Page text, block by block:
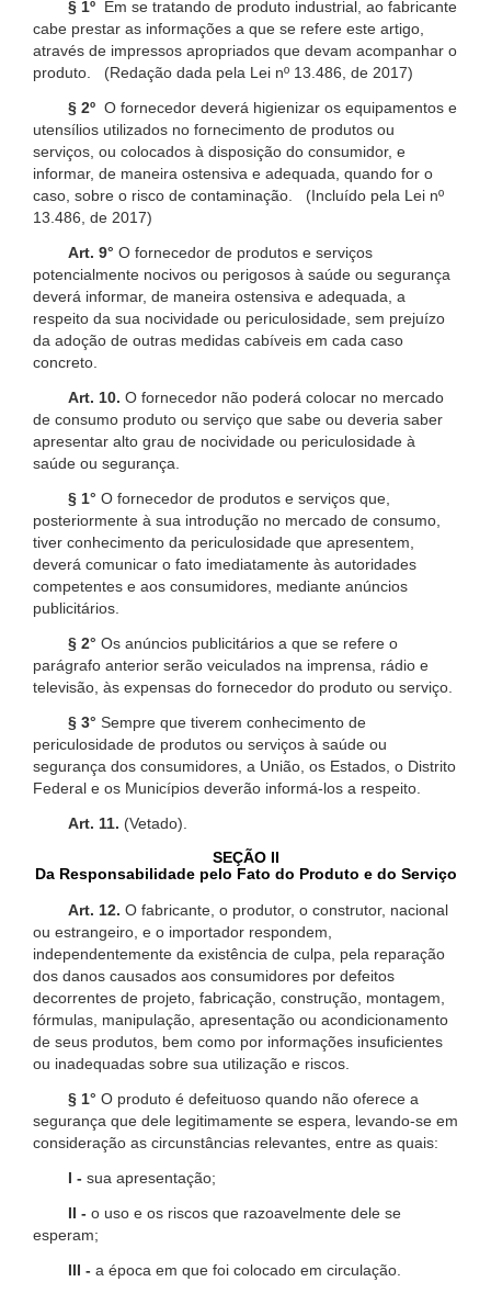
§ 1º Em se tratando de produto industrial, ao fabricante
cabe prestar as informações a que se refere este artigo,
através de impressos apropriados que devam acompanhar o
produto. (Redação dada pela Lei nº 13.486, de 2017)
§ 2º O fornecedor deverá higienizar os equipamentos e
utensílios utilizados no fornecimento de produtos ou
serviços, ou colocados à disposição do consumidor, e
informar, de maneira ostensiva e adequada, quando for o
caso, sobre o risco de contaminação. (Incluído pela Lei nº
13.486, de 2017)
Art. 9° O fornecedor de produtos e serviços
potencialmente nocivos ou perigosos à saúde ou segurança
deverá informar, de maneira ostensiva e adequada, a
respeito da sua nocividade ou periculosidade, sem prejuízo
da adoção de outras medidas cabíveis em cada caso
concreto.
Art. 10. O fornecedor não poderá colocar no mercado
de consumo produto ou serviço que sabe ou deveria saber
apresentar alto grau de nocividade ou periculosidade à
saúde ou segurança.
§ 1° O fornecedor de produtos e serviços que,
posteriormente à sua introdução no mercado de consumo,
tiver conhecimento da periculosidade que apresentem,
deverá comunicar o fato imediatamente às autoridades
competentes e aos consumidores, mediante anúncios
publicitários.
§ 2° Os anúncios publicitários a que se refere o
parágrafo anterior serão veiculados na imprensa, rádio e
televisão, às expensas do fornecedor do produto ou serviço.
§ 3° Sempre que tiverem conhecimento de
periculosidade de produtos ou serviços à saúde ou
segurança dos consumidores, a União, os Estados, o Distrito
Federal e os Municípios deverão informá-los a respeito.
Art. 11. (Vetado).
SEÇÃO II
Da Responsabilidade pelo Fato do Produto e do Serviço
Art. 12. O fabricante, o produtor, o construtor, nacional
ou estrangeiro, e o importador respondem,
independentemente da existência de culpa, pela reparação
dos danos causados aos consumidores por defeitos
decorrentes de projeto, fabricação, construção, montagem,
fórmulas, manipulação, apresentação ou acondicionamento
de seus produtos, bem como por informações insuficientes
ou inadequadas sobre sua utilização e riscos.
§ 1° O produto é defeituoso quando não oferece a
segurança que dele legitimamente se espera, levando-se em
consideração as circunstâncias relevantes, entre as quais:
I - sua apresentação;
II - o uso e os riscos que razoavelmente dele se
esperam;
III - a época em que foi colocado em circulação.